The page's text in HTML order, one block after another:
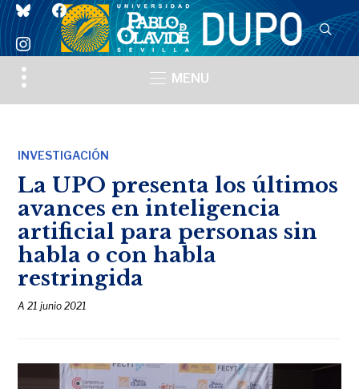
blueskyfacebook
instagram
Toggle
sidebar
MENU
INVESTIGACIÓN
La UPO presenta los últimos
avances en inteligencia
artificial para personas sin
habla o con habla
restringida
A21 junio 2021